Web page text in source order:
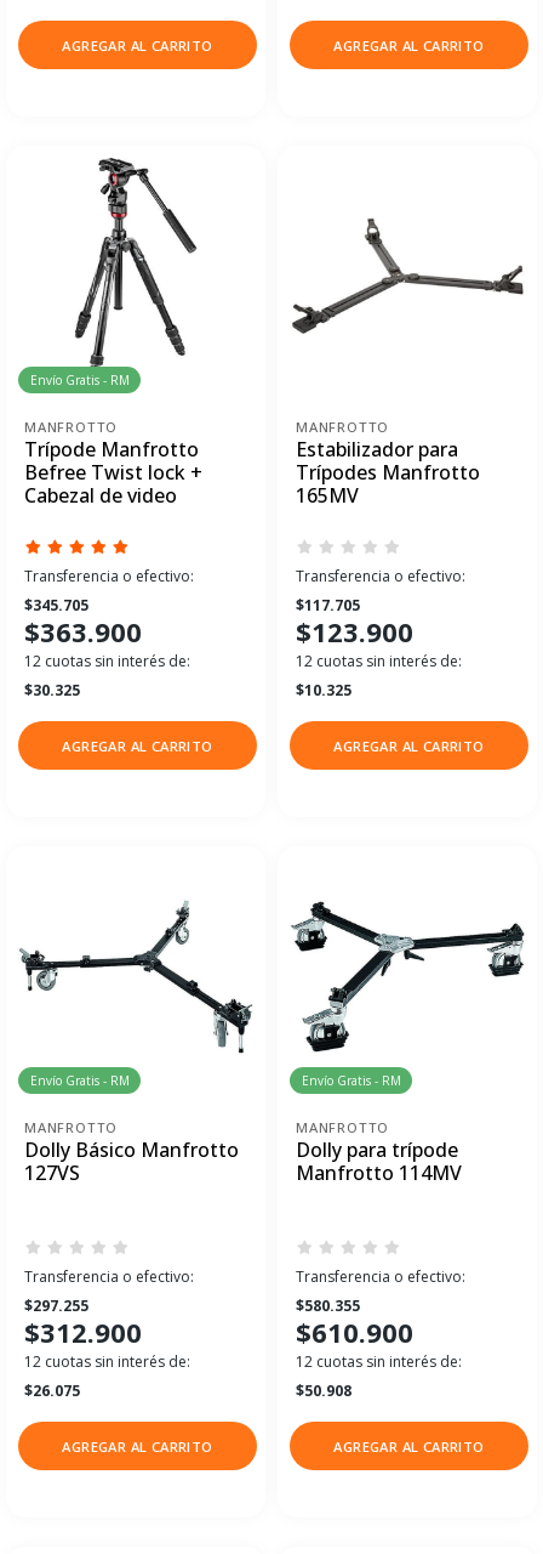
AGREGAR AL CARRITO AGREGAR AL CARRITO
Envío Gratis - RM
MANFROTTO
Trípode Manfrotto
Befree Twist lock +
Cabezal de video
Transferencia o efectivo:
$345.705
$363.900
12 cuotas sin interés de:
$30.325
AGREGAR AL CARRITO
MANFROTTO
Estabilizador para
Trípodes Manfrotto
165MV
Transferencia o efectivo:
$117.705
$123.900
12 cuotas sin interés de:
$10.325
AGREGAR AL CARRITO
Envío Gratis - RM
MANFROTTO
Dolly Básico Manfrotto
127VS
Transferencia o efectivo:
$297.255
$312.900
12 cuotas sin interés de:
$26.075
AGREGAR AL CARRITO
Envío Gratis - RM
MANFROTTO
Dolly para trípode
Manfrotto 114MV
Transferencia o efectivo:
$580.355
$610.900
12 cuotas sin interés de:
$50.908
AGREGAR AL CARRITO